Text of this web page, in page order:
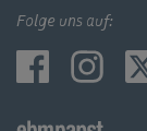
Folge uns auf: